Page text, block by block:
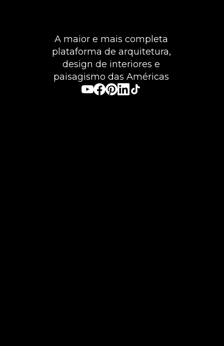
A maior e mais completa
plataforma de arquitetura,
design de interiores e
paisagismo das Américas